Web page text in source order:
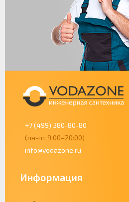
+7 (499) 380-80-80
(пн-пт 9:00–20:00)
info@vodazone.ru
Информация